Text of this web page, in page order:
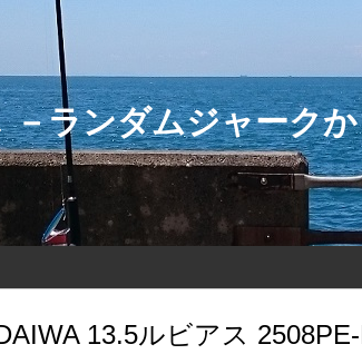
－ランダムジャーク
13.5ルビアス